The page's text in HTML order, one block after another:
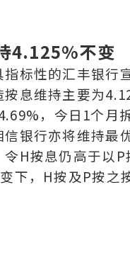
4.125%不变
标性的汇丰银
息维持主要为
，今日1个月
银行亦将维持最
H按息仍高于以
下，H按及P按之